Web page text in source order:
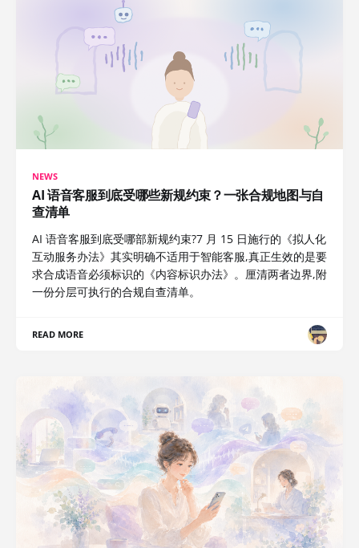
NEWS
AI 语音客服到底受哪些新规约束？一张合规地图与自
查清单
AI 语音客服到底受哪部新规约束?7 月 15 日施行的《拟人化
互动服务办法》其实明确不适用于智能客服,真正生效的是要
求合成语音必须标识的《内容标识办法》。厘清两者边界,附
一份分层可执行的合规自查清单。
READ MORE